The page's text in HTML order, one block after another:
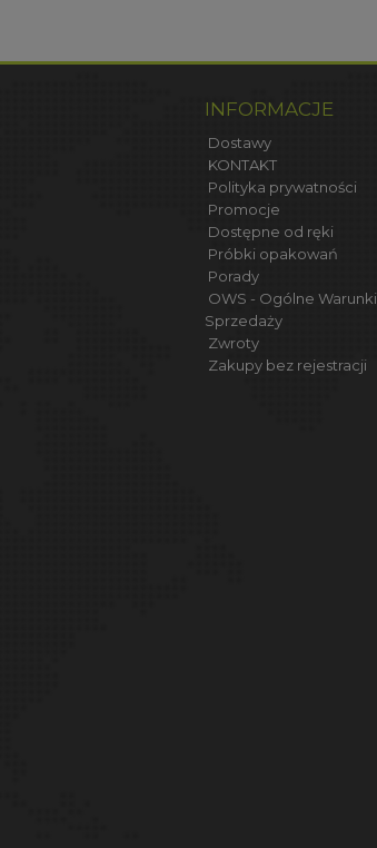
INFORMACJE
Dostawy
KONTAKT
Polityka prywatności
Promocje
Dostępne od ręki
Próbki opakowań
Porady
OWS - Ogólne Warunki
Sprzedaży
Zwroty
Zakupy bez rejestracji